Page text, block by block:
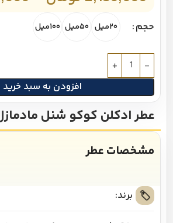
حجم ۲۰میل ۵۰میل ۱۰۰میل
افزودن به سبد خرید
عطر ادکلن کوکو شنل
مشخصات عطر
برند: